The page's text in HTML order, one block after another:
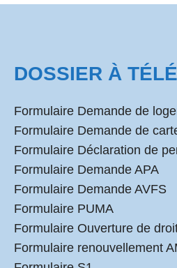
DOSSIER À
Formulaire Demande de
Formulaire Demande de
Formulaire Déclaration de
Formulaire Demande APA
Formulaire Demande AVFS
Formulaire PUMA
Formulaire Ouverture de
Formulaire renouvellement